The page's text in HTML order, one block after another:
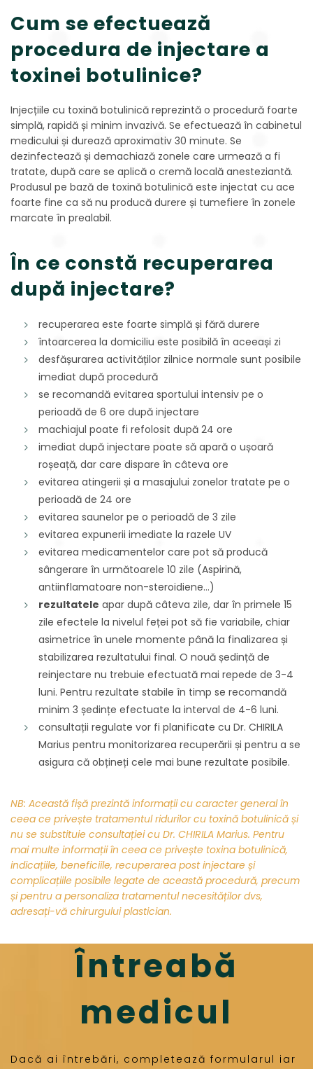
Cum se efectuează
procedura de injectare a
toxinei botulinice?
Injecțiile cu toxină botulinică reprezintă o procedură foarte
simplă, rapidă și minim invazivă. Se efectuează în cabinetul
medicului și durează aproximativ 30 minute. Se
dezinfectează și demachiază zonele care urmează a fi
tratate, după care se aplică o cremă locală anesteziantă.
Produsul pe bază de toxină botulinică este injectat cu ace
foarte fine ca să nu producă durere și tumefiere în zonele
marcate în prealabil.
În ce constă recuperarea
după injectare?
recuperarea este foarte simplă și fără durere
întoarcerea la domiciliu este posibilă în aceeași zi
desfășurarea activităților zilnice normale sunt posibile
imediat după procedură
se recomandă evitarea sportului intensiv pe o
perioadă de 6 ore după injectare
machiajul poate fi refolosit după 24 ore
imediat după injectare poate să apară o ușoară
roșeață, dar care dispare în câteva ore
evitarea atingerii și a masajului zonelor tratate pe o
perioadă de 24 ore
evitarea saunelor pe o perioadă de 3 zile
evitarea expunerii imediate la razele UV
evitarea medicamentelor care pot să producă
sângerare în următoarele 10 zile (Aspirină,
antiinflamatoare non-steroidiene…)
rezultatele apar după câteva zile, dar în primele 15
zile efectele la nivelul feței pot să fie variabile, chiar
asimetrice în unele momente până la finalizarea și
stabilizarea rezultatului final. O nouă ședință de
reinjectare nu trebuie efectuată mai repede de 3-4
luni. Pentru rezultate stabile în timp se recomandă
minim 3 ședințe efectuate la interval de 4-6 luni.
consultații regulate vor fi planificate cu Dr. CHIRILA
Marius pentru monitorizarea recuperării și pentru a se
asigura că obțineți cele mai bune rezultate posibile.
NB: Această fișă prezintă informații cu caracter general în
ceea ce privește tratamentul ridurilor cu toxină botulinică și
nu se substituie consultației cu Dr. CHIRILA Marius. Pentru
mai multe informații în ceea ce privește toxina botulinică,
indicațiile, beneficiile, recuperarea post injectare și
complicațiile posibile legate de această procedură, precum
și pentru a personaliza tratamentul necesităților dvs,
adresați-vă chirurgului plastician.
Întreabă
medicul
Dacă ai întrebări, completează formularul iar